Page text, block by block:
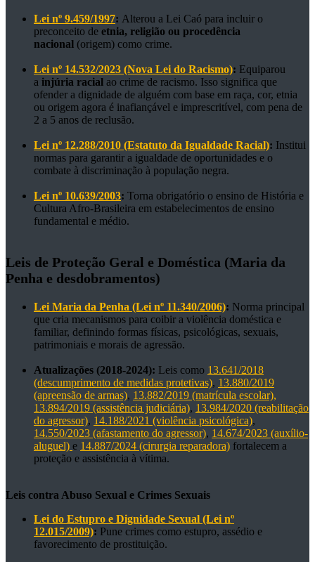
Lei nº 9.459/1997: Alterou a Lei Caó para incluir o
preconceito de etnia, religião ou procedência
nacional (origem) como crime.
Lei nº 14.532/2023 (Nova Lei do Racismo): Equiparou
a injúria racial ao crime de racismo. Isso significa que
ofender a dignidade de alguém com base em raça, cor, etnia
ou origem agora é inafiançável e imprescritível, com pena de
2 a 5 anos de reclusão.
Lei nº 12.288/2010 (Estatuto da Igualdade Racial): Institui
normas para garantir a igualdade de oportunidades e o
combate à discriminação à população negra.
Lei nº 10.639/2003: Torna obrigatório o ensino de História e
Cultura Afro-Brasileira em estabelecimentos de ensino
fundamental e médio.
Leis de Proteção Geral e Doméstica (Maria da
Penha e desdobramentos)
Lei Maria da Penha (Lei nº 11.340/2006): Norma principal
que cria mecanismos para coibir a violência doméstica e
familiar, definindo formas físicas, psicológicas, sexuais,
patrimoniais e morais de agressão.
Atualizações (2018-2024): Leis como 13.641/2018
(descumprimento de medidas protetivas), 13.880/2019
(apreensão de armas), 13.882/2019 (matrícula escolar),
13.894/2019 (assistência judiciária), 13.984/2020 (reabilitação
do agressor), 14.188/2021 (violência psicológica),
14.550/2023 (afastamento do agressor), 14.674/2023 (auxílio-
aluguel) e 14.887/2024 (cirurgia reparadora) fortalecem a
proteção e assistência à vítima.
Leis contra Abuso Sexual e Crimes Sexuais
Lei do Estupro e Dignidade Sexual (Lei nº
12.015/2009): Pune crimes como estupro, assédio e
favorecimento de prostituição.